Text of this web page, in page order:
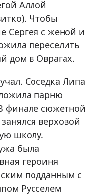
Аллой
Чтобы
Сергея с женой и
переселить
дом в Оврагах.
Соседка Липа
парню
финале сюжетной
верховой
школу.
была
героиня
подданным с
Русселем